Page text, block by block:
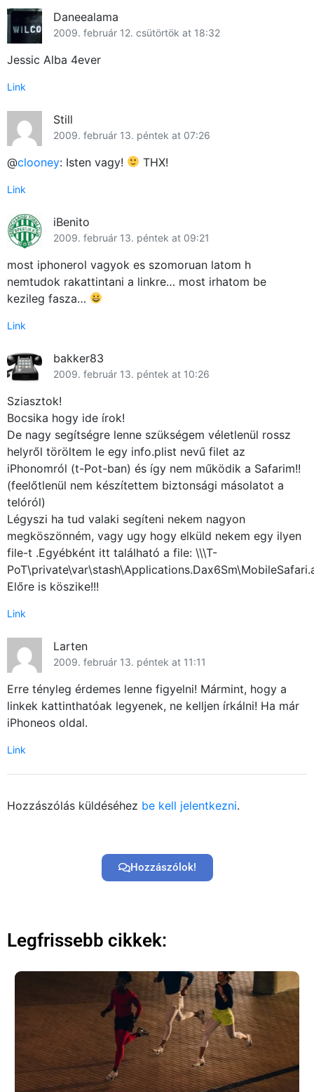
Daneealama
2009. február 12. csütörtök at 18:32
Jessic Alba 4ever
Link
Still
2009. február 13. péntek at 07:26
@clooney: Isten vagy! THX!
Link
iBenito
2009. február 13. péntek at 09:21
most iphonerol vagyok es szomoruan latom h
nemtudok rakattintani a linkre… most irhatom be
kezileg fasza…
Link
bakker83
2009. február 13. péntek at 10:26
Sziasztok!
Bocsika hogy ide írok!
De nagy segítségre lenne szükségem véletlenül rossz
helyről töröltem le egy info.plist nevű filet az
iPhonomról (t-Pot-ban) és így nem működik a Safarim!!
(feelőtlenül nem készítettem biztonsági másolatot a
telóról)
Légyszi ha tud valaki segíteni nekem nagyon
megköszönném, vagy ugy hogy elküld nekem egy ilyen
file-t .Egyébként itt található a file: \\\T-
Előre is köszike!!!
Link
Larten
2009. február 13. péntek at 11:11
Erre tényleg érdemes lenne figyelni! Mármint, hogy a
linkek kattinthatóak legyenek, ne kelljen írkálni! Ha már
iPhoneos oldal.
Link
Hozzászólás küldéséhez be kell jelentkezni.
Hozzászólok!
Legfrissebb cikkek:
Közösség
GYIK
Használt Apple
Apple szerviz